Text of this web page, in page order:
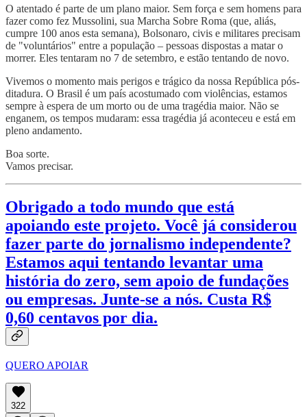
O atentado é parte de um plano maior. Sem força e sem homens para
fazer como fez Mussolini, sua Marcha Sobre Roma (que, aliás,
cumpre 100 anos esta semana), Bolsonaro, civis e militares precisam
de "voluntários" entre a população – pessoas dispostas a matar o
morrer. Eles tentaram no 7 de setembro, e estão tentando de novo.
Vivemos o momento mais perigos e trágico da nossa República pós-
ditadura. O Brasil é um país acostumado com violências, estamos
sempre à espera de um morto ou de uma tragédia maior. Não se
enganem, os tempos mudaram: essa tragédia já aconteceu e está em
pleno andamento.
Boa sorte.
Vamos precisar.
Obrigado a todo mundo que está
apoiando este projeto. Você já considerou
fazer parte do jornalismo independente?
Estamos aqui tentando levantar uma
história do zero, sem apoio de fundações
ou empresas. Junte-se a nós. Custa R$
0,60 centavos por dia.
QUERO APOIAR
322